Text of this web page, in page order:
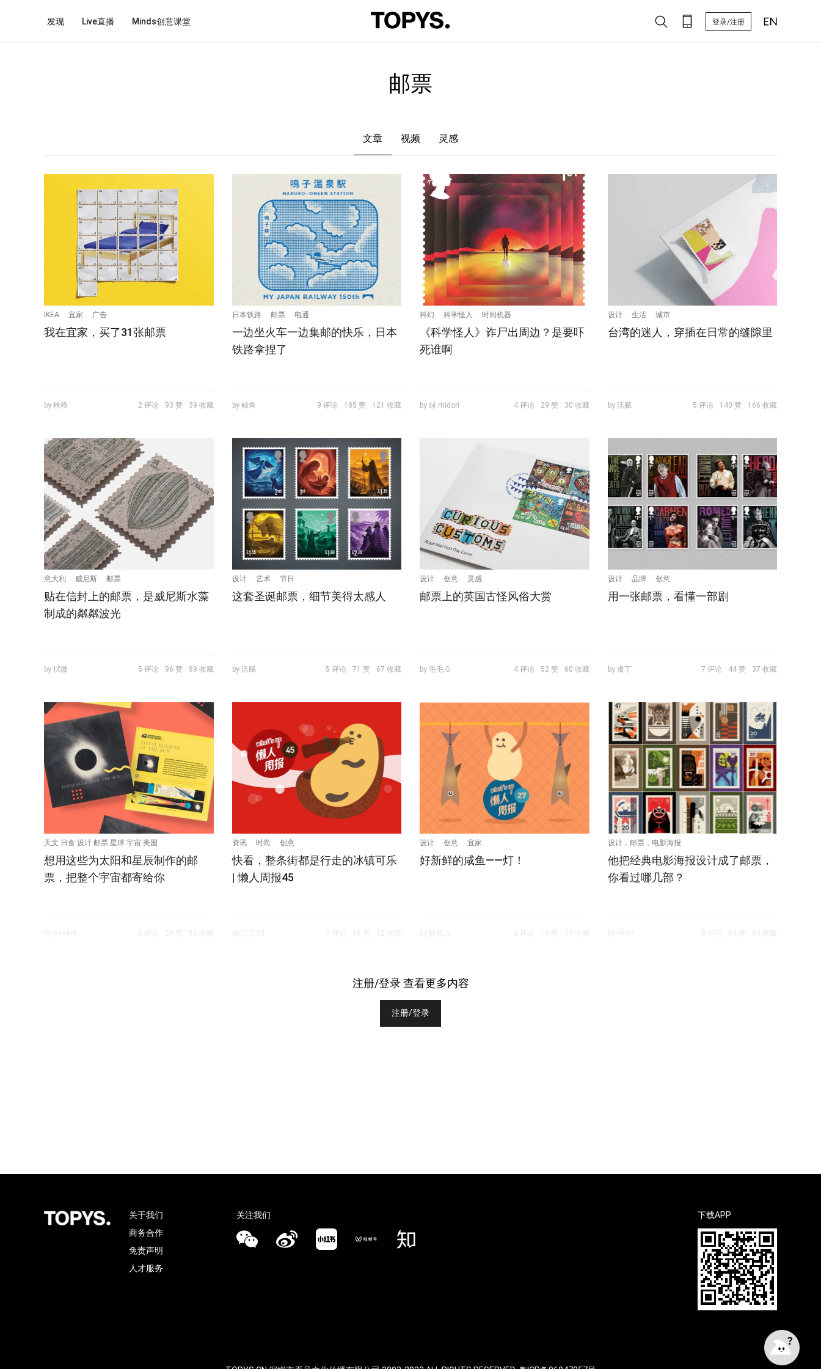
发现 Live直播 Minds创意课堂 登录/注册
文章 视频 灵感
IKEA 宜家 广告
我在宜家，买了31张邮票
by 秩秩 2 评论 93 赞 39 收藏
日本铁路 邮票 电通
一边坐火车一边集邮的快乐，日本
铁路拿捏了
by 鲸鱼 9 评论 185 赞 121 收藏
科幻 科学怪人 时间机器
《科学怪人》诈尸出周边？是要吓
死谁啊
by 緑 midori 4 评论 29 赞 30 收藏
设计 生活 城市
台湾的迷人，穿插在日常的缝隙里
by 活腻 5 评论 140 赞 166 收藏
意大利 威尼斯 邮票
贴在信封上的邮票，是威尼斯水藻
制成的粼粼波光
by 拭微 5 评论 96 赞 89 收藏
设计 艺术 节日
这套圣诞邮票，细节美得太感人
by 活腻 5 评论 71 赞 67 收藏
设计 创意 灵感
邮票上的英国古怪风俗大赏
by 毛毛.G 4 评论 52 赞 60 收藏
设计 品牌 创意
用一张邮票，看懂一部剧
by 盧丁 7 评论 44 赞 37 收藏
天文 日食 设计 邮票 星球 宇宙 美国
想用这些为太阳和星辰制作的邮
票，把整个宇宙都寄给你
资讯 时尚 创意
快看，整条街都是行走的冰镇可乐
| 懒人周报45
设计 创意 宜家
好新鲜的咸鱼——灯！
设计，邮票，电影海报
他把经典电影海报设计成了邮票，
你看过哪几部？
注册/登录 查看更多内容
注册/登录
关于我们
商务合作
免责声明
人才服务
关注我们 下载APP